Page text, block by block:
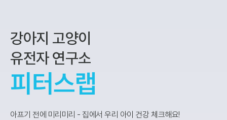
강아지 고양이
유전자 연구소
피터스랩
아프기 전에 미리미리 - 집에서 우리 아이 건강 체크해요!